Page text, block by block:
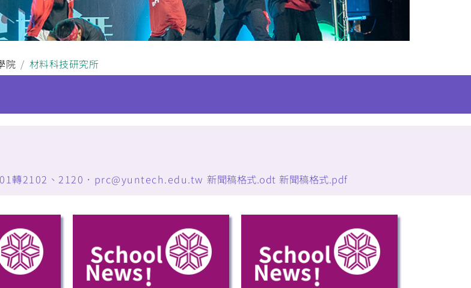
院 材料科技研究所
轉2102、2120．prc@yuntech.edu.tw 新聞稿格式.odt 新聞稿格式.pdf